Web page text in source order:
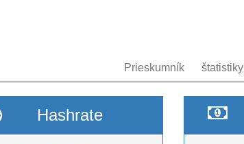
Prieskumník štatistiky
Hashrate